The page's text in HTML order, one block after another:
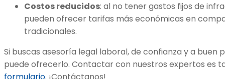
Costos reducidos: al no tener gastos fijos de
pueden ofrecer tarifas más económicas en
tradicionales.
Si buscas asesoría legal laboral, de confianza y a buen
puede ofrecerlo. Contactar con nuestros expertos es